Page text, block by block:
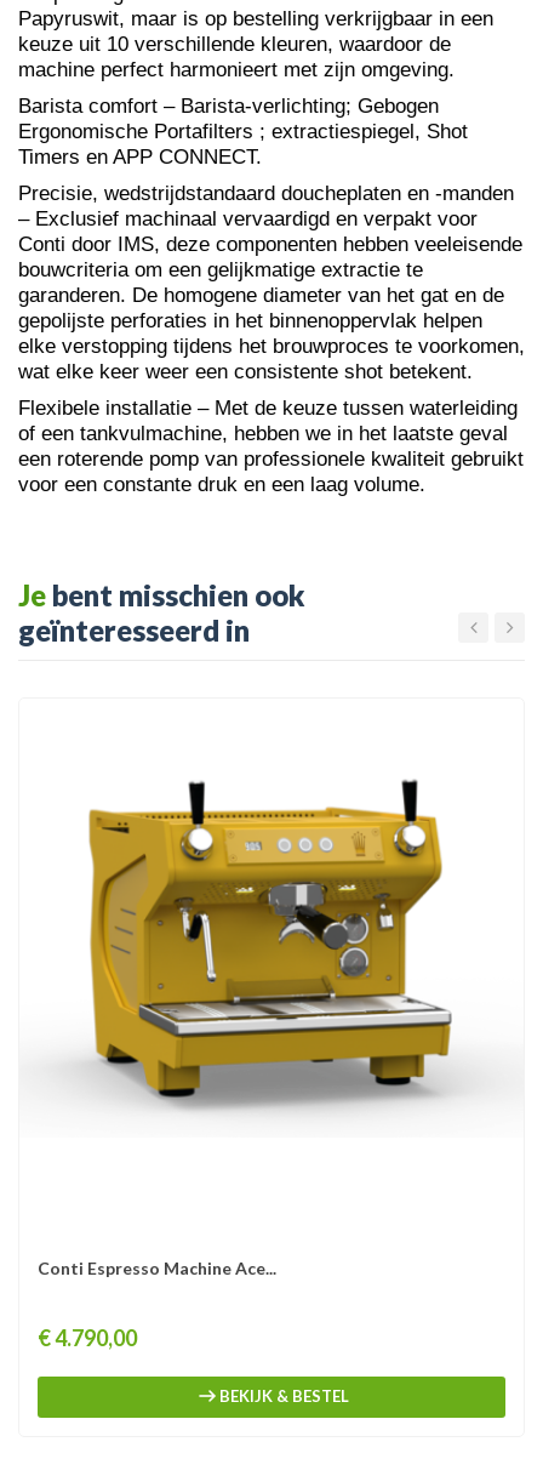
Papyruswit, maar is op bestelling verkrijgbaar in een
keuze uit 10 verschillende kleuren, waardoor de
machine perfect harmonieert met zijn omgeving.
Barista comfort – Barista-verlichting; Gebogen
Ergonomische Portafilters ; extractiespiegel, Shot
Timers en APP CONNECT.
Precisie, wedstrijdstandaard doucheplaten en -manden
– Exclusief machinaal vervaardigd en verpakt voor
Conti door IMS, deze componenten hebben veeleisende
bouwcriteria om een ​​gelijkmatige extractie te
garanderen. De homogene diameter van het gat en de
gepolijste perforaties in het binnenoppervlak helpen
elke verstopping tijdens het brouwproces te voorkomen,
wat elke keer weer een consistente shot betekent.
Flexibele installatie – Met de keuze tussen waterleiding
of een tankvulmachine, hebben we in het laatste geval
een roterende pomp van professionele kwaliteit gebruikt
voor een constante druk en een laag volume.
Je bent misschien ook
geïnteresseerd in
Conti Espresso Machine Ace...
Prijs
€ 4.790,00
BEKIJK & BESTEL